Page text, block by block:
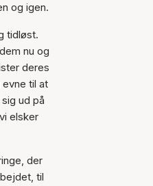
til kurven
og igen.
tidløst.
nu og
deres
til at
ud på
elsker
der
til